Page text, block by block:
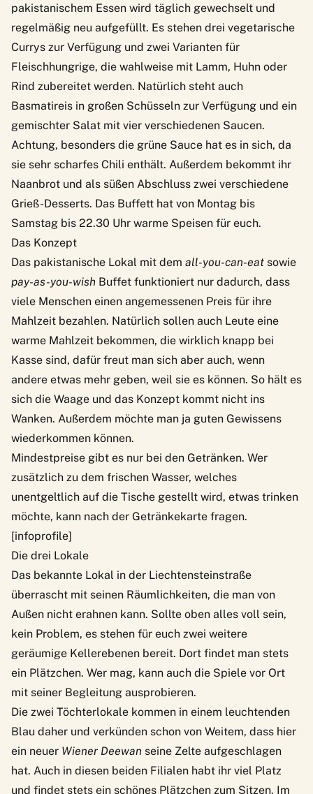
pakistanischem Essen wird täglich gewechselt und
regelmäßig neu aufgefüllt. Es stehen drei vegetarische
Currys zur Verfügung und zwei Varianten für
Fleischhungrige, die wahlweise mit Lamm, Huhn oder
Rind zubereitet werden. Natürlich steht auch
Basmatireis in großen Schüsseln zur Verfügung und ein
gemischter Salat mit vier verschiedenen Saucen.
Achtung, besonders die grüne Sauce hat es in sich, da
sie sehr scharfes Chili enthält. Außerdem bekommt ihr
Naanbrot und als süßen Abschluss zwei verschiedene
Grieß-Desserts. Das Buffett hat von Montag bis
Samstag bis 22.30 Uhr warme Speisen für euch.
Das Konzept
Das pakistanische Lokal mit dem all-you-can-eat sowie
pay-as-you-wish Buffet funktioniert nur dadurch, dass
viele Menschen einen angemessenen Preis für ihre
Mahlzeit bezahlen. Natürlich sollen auch Leute eine
warme Mahlzeit bekommen, die wirklich knapp bei
Kasse sind, dafür freut man sich aber auch, wenn
andere etwas mehr geben, weil sie es können. So hält es
sich die Waage und das Konzept kommt nicht ins
Wanken. Außerdem möchte man ja guten Gewissens
wiederkommen können.
Mindestpreise gibt es nur bei den Getränken. Wer
zusätzlich zu dem frischen Wasser, welches
unentgeltlich auf die Tische gestellt wird, etwas trinken
möchte, kann nach der Getränkekarte fragen.
[infoprofile]
Die drei Lokale
Das bekannte Lokal in der Liechtensteinstraße
überrascht mit seinen Räumlichkeiten, die man von
Außen nicht erahnen kann. Sollte oben alles voll sein,
kein Problem, es stehen für euch zwei weitere
geräumige Kellerebenen bereit. Dort findet man stets
ein Plätzchen. Wer mag, kann auch die Spiele vor Ort
mit seiner Begleitung ausprobieren.
Die zwei Töchterlokale kommen in einem leuchtenden
Blau daher und verkünden schon von Weitem, dass hier
ein neuer Wiener Deewan seine Zelte aufgeschlagen
hat. Auch in diesen beiden Filialen habt ihr viel Platz
und findet stets ein schönes Plätzchen zum Sitzen. Im